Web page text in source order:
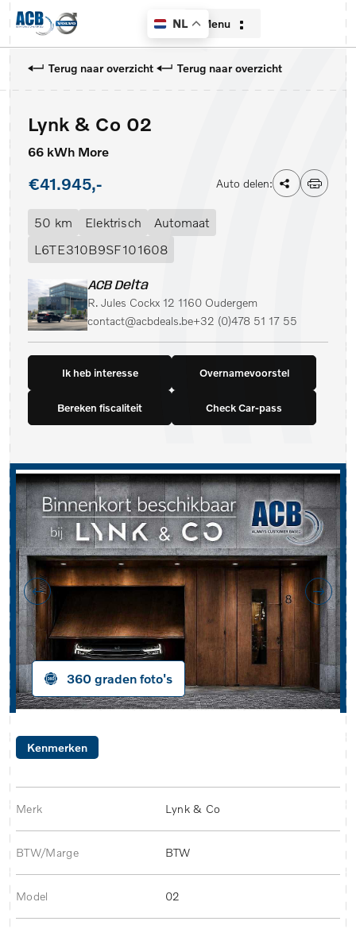
NL Menu
Aanbod
Diensten
Verkocht
Terug naar overzicht Terug naar overzicht
Lynk & Co 02
66 kWh More
€41.945,- Auto delen:
50 km Elektrisch
Automaat
L6TE310B9SF101608
ACB Delta
R. Jules Cockx 12 1160 Oudergem
contact@acbdeals.be+32 (0)478 51 17 55
Ik heb interesse Overnamevoorstel
Bereken fiscaliteit Check Car-pass
360 graden foto's
Kenmerken
Merk Lynk & Co
BTW/Marge BTW
Model 02